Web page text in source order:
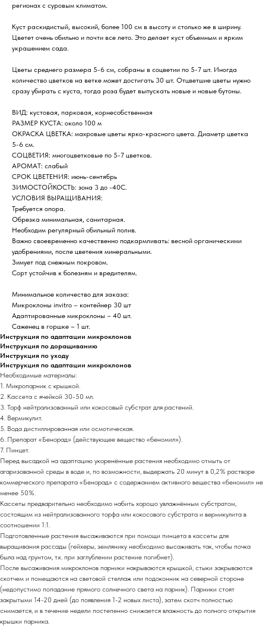
регионах с суровым климатом.
Куст раскидистый, высокий, более 100 см в высоту и столько же в ширину.
Цветет очень обильно и почти все лето. Это делает куст объемным и ярким
украшением сада.
Цветы среднего размера 5-6 см, собраны в соцветии по 5-7 шт. Иногда
количество цветков на ветке может достигать 30 шт. Отцветшие цветы нужно
сразу убирать с куста, тогда роза будет выпускать новые и новые бутоны.
ВИД: кустовая, парковая, корнесобственная
РАЗМЕР КУСТА: около 100 м
ОКРАСКА ЦВЕТКА: махровые цветы ярко-красного цвета. Диаметр цветка
5-6 см.
СОЦВЕТИЯ: многоцветковые по 5-7 цветков.
АРОМАТ: слабый
СРОК ЦВЕТЕНИЯ: июнь-сентябрь
ЗИМОСТОЙКОСТЬ: зона 3 до -40С.
УСЛОВИЯ ВЫРАЩИВАНИЯ:
Требуется опора.
Обрезка минимальная, санитарная.
Необходим регулярный обильный полив.
Важно своевременно качественно подкармливать: весной органическими
удобрениями, после цветения минеральными.
Зимует под снежным покровом.
Сорт устойчив к болезням и вредителям.
Минимальное количество для заказа:
Микроклоны invitro – контейнер 30 шт
Адаптированные микроклоны – 40 шт.
Саженец в горшке – 1 шт.
Инструкция по адаптации микроклонов
Инструкция по доращиванию
Инструкция по уходу
Инструкция по адаптации микроклонов
Необходимые материалы:
1. Микропарник с крышкой.
2. Кассета с ячейкой 30-50 мл.
3. Торф нейтрализованный или кокосовый субстрат для растений.
4. Вермикулит.
5. Вода дистиллированная или осмотическая.
6. Препарат «Бенорад» (действующее вещество «беномил»).
7. Пинцет.
Перед высадкой на адаптацию укоренённые растения необходимо отмыть от
агаризованной среды в воде и, по возможности, выдержать 20 минут в 0,2% растворе
коммерческого препарата «Бенорад» с содержанием активного вещества «беномил» не
менее 50%.
Кассеты предварительно необходимо набить хорошо увлажнённым субстратом,
состоящим из нейтрализованного торфа или кокосового субстрата и вермикулита в
соотношении 1:1.
Подготовленные растения высаживаются при помощи пинцета в кассеты для
выращивания рассады (гейхеры, землянику необходимо высаживать так, чтобы почка
была над грунтом, т.к. при заглублении растение погибнет).
После высаживания микроклонов парники накрываются крышкой, стыки закрываются
скотчем и помещаются на световой стеллаж или подоконник на северной стороне
(недопустимо попадание прямого солнечного света на парник). Парники стоят
закрытыми 14-20 дней (до появления 1-2 новых листа), затем скотч полностью
снимается, и в течение недели постепенно снижается влажность до полного открытия
крышки парника.